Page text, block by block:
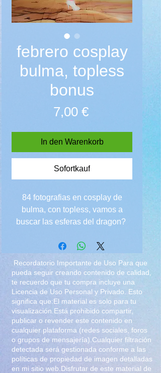
febrero cosplay
bulma, topless
bonus
7,00 €Preis
In den Warenkorb
Sofortkauf
84 fotografias en cosplay de
bulma, con topless, vamos a
buscar las esferas del dragon?
Recordatorio Importante de Uso Para que
pueda seguir creando contenido de calidad,
te recuerdo que tu compra incluye una
Licencia de Uso Personal y Privado. Esto
significa que:El material es solo para tu
visualización.Está prohibido compartir,
publicar o revender este contenido en
cualquier plataforma (redes sociales, foros
o grupos de mensajería).Cualquier filtración
detectada será gestionada conforme a las
políticas de propiedad de imagen detalladas
en mi sitio web.Disfrutar de este material de